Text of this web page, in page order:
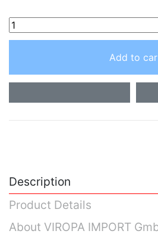
Add to
Description
Product Details
About VIROPA IMPORT